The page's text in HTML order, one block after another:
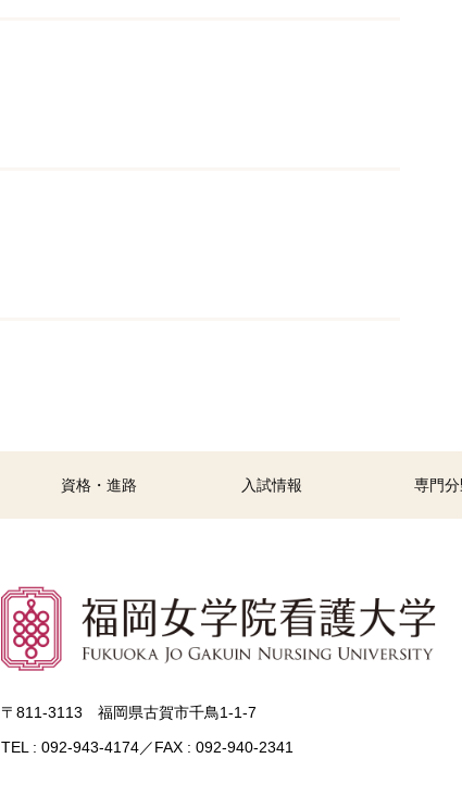
資格・進路 入試情報 専門
〒811-3113 福岡県古賀市千鳥1-1-7
TEL : 092-943-4174／FAX : 092-940-2341